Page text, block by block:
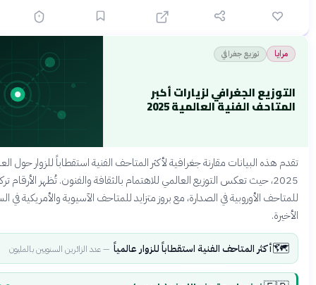
توزيع جغرافي
الجغرافي لزيارات أكبر
العالمية 2025
مقارنة جغرافية لأكثر المتاحف الفنية استقطاباً للزوار حول العالم في عام
حيث تعكس التوزيع العالمي للاهتمام بالثقافة والفنون. تُظهر الأرقام تركزاً واضحاً
في الصدارة، مع بروز متزايد للمتاحف الآسيوية والأمريكية في السنوات
المتاحف الفنية استقطاباً للزوار عالمياً —عدد الزائرين السنويين بالمليون